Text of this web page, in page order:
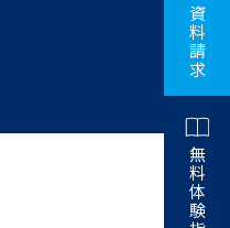
資
料
請
求
無
料
体
験